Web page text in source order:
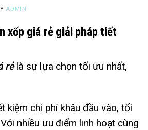
ADMIN
xốp giá rẻ giải pháp tiết
rẻlà sự lựa chọn tối ưu nhất,
kiệm chi phí khâu đầu vào, tối
nhiều ưu điểm linh hoạt cùng